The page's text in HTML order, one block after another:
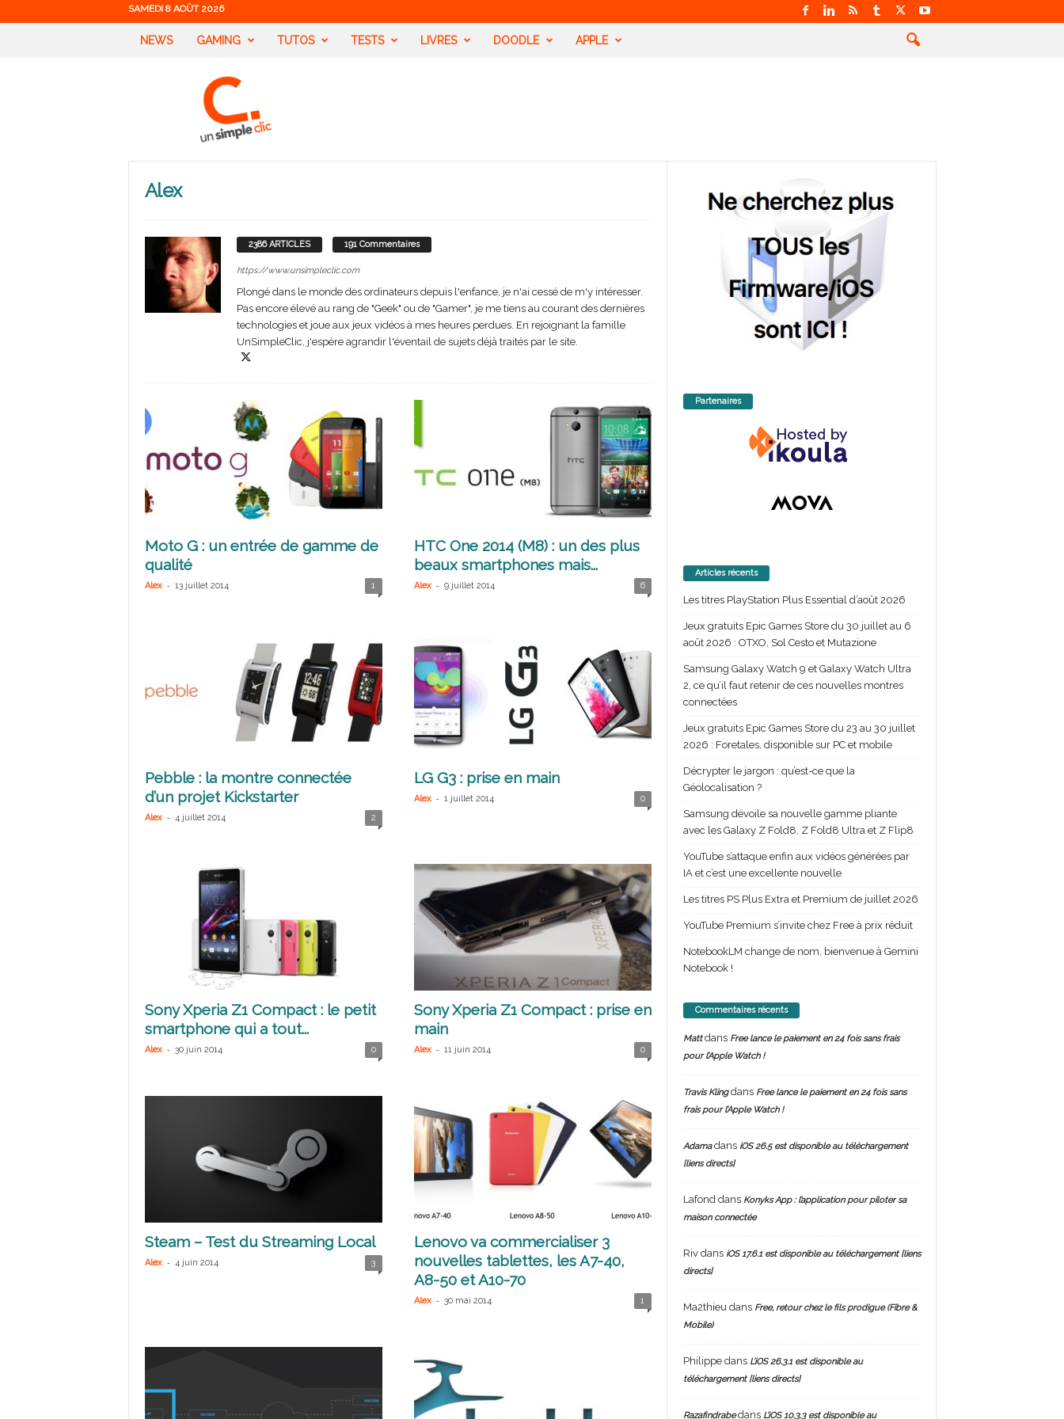
SAMEDI 8 AOÛT 2026
NEWS GAMING TUTOS TESTS LIVRES DOODLE APPLE
Alex
2386 ARTICLES 191 Commentaires
https://www.unsimpleclic.com
Plongé dans le monde des ordinateurs depuis l'enfance, je n'ai cessé de m'y intéresser.
Pas encore élevé au rang de "Geek" ou de "Gamer", je me tiens au courant des dernières
technologies et joue aux jeux vidéos à mes heures perdues. En rejoignant la famille
UnSimpleClic, j'espère agrandir l'éventail de sujets déjà traités par le site.
Moto G : un entrée de gamme de
qualité
Alex - 13 juillet 2014 1
HTC One 2014 (M8) : un des plus
beaux smartphones mais...
Alex - 9 juillet 2014 6
Pebble : la montre connectée
d’un projet Kickstarter
Alex - 4 juillet 2014 2
LG G3 : prise en main
Alex - 1 juillet 2014 0
Sony Xperia Z1 Compact : le petit
smartphone qui a tout...
Alex - 30 juin 2014 0
Sony Xperia Z1 Compact : prise en
main
Alex - 11 juin 2014 0
Steam – Test du Streaming Local
Alex - 4 juin 2014 3
Lenovo va commercialiser 3
nouvelles tablettes, les A7-40,
A8-50 et A10-70
Alex - 30 mai 2014 1
Partenaires
Articles récents
Les titres PlayStation Plus Essential d’août 2026
Jeux gratuits Epic Games Store du 30 juillet au 6
août 2026 : OTXO, Sol Cesto et Mutazione
Samsung Galaxy Watch 9 et Galaxy Watch Ultra
2, ce qu’il faut retenir de ces nouvelles montres
connectées
Jeux gratuits Epic Games Store du 23 au 30 juillet
2026 : Foretales, disponible sur PC et mobile
Décrypter le jargon : qu’est-ce que la
Géolocalisation ?
Samsung dévoile sa nouvelle gamme pliante
avec les Galaxy Z Fold8, Z Fold8 Ultra et Z Flip8
YouTube s’attaque enfin aux vidéos générées par
IA et c’est une excellente nouvelle
Les titres PS Plus Extra et Premium de juillet 2026
YouTube Premium s’invite chez Free à prix réduit
NotebookLM change de nom, bienvenue à Gemini
Notebook !
Commentaires récents
Mattdans Free lance le paiement en 24 fois sans frais
pour l’Apple Watch !
Travis Klingdans Free lance le paiement en 24 fois sans
frais pour l’Apple Watch !
Adamadans iOS 26.5 est disponible au téléchargement
[liens directs]
Lafond dans Konyks App : l’application pour piloter sa
maison connectée
Rivdans iOS 17.6.1 est disponible au téléchargement [liens
directs]
Ma2thieu dans Free, retour chez le fils prodigue (Fibre &
Mobile)
Philippedans L’iOS 26.3.1 est disponible au
téléchargement [liens directs]
Razafindrabedans L’iOS 10.3.3 est disponible au